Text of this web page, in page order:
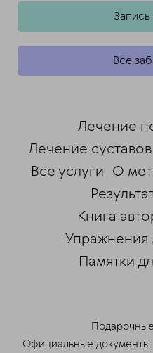
Все
Лечение
Лечение суставов
Все услуги О
Книга
Упражнения
Памятки
Официальные документы
Мессенджеры